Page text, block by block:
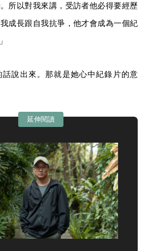
所以對我來講，受訪者他必得要經歷
成長跟自我抗爭，他才會成為一個紀
話說出來。那就是她心中紀錄片的意
延伸閱讀